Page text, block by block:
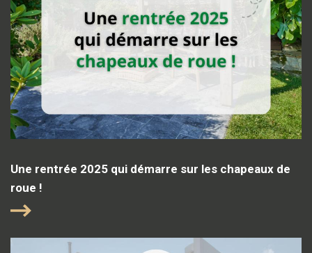
Une rentrée 2025 qui démarre sur les chapeaux de
roue !